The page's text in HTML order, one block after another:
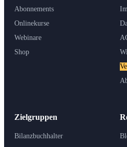
Abonnements
Onlinekurse
Webinare
Shop
Zielgruppen
Bilanzbuchhalter